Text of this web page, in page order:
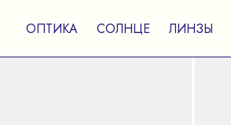
ОПТИКА СОЛНЦЕ ЛИНЗЫ